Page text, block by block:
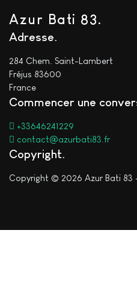
Azur Bati 83.
Adresse
284 Chem. Saint-Lambert
Fréjus 83600
France
Commencer une
+33646241229
contact@azurbati83.fr
Copyright
Copyright © 2026 Azur Bati 83